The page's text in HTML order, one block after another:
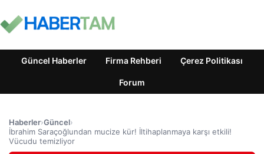
Güncel Haberler Firma Rehberi Çerez Politikası
Forum
Haberler›Güncel›
İbrahim Saraçoğlundan mucize kür! İltihaplanmaya karşı etkili!
Vücudu temizliyor